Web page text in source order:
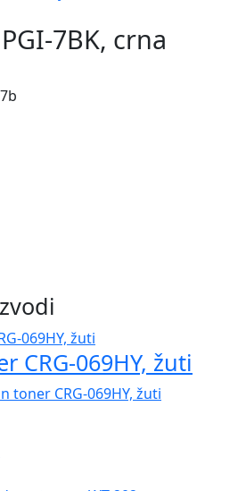
CRG-069HY, žuti
toner CRG-069HY, žuti
tonera WT-
otpadnog tonera WT-202
CLI-42PM, foto